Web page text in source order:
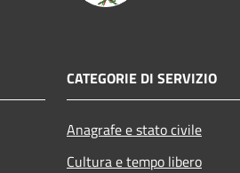
CATEGORIE DI SERVIZIO
Anagrafe e stato civile
Cultura e tempo libero